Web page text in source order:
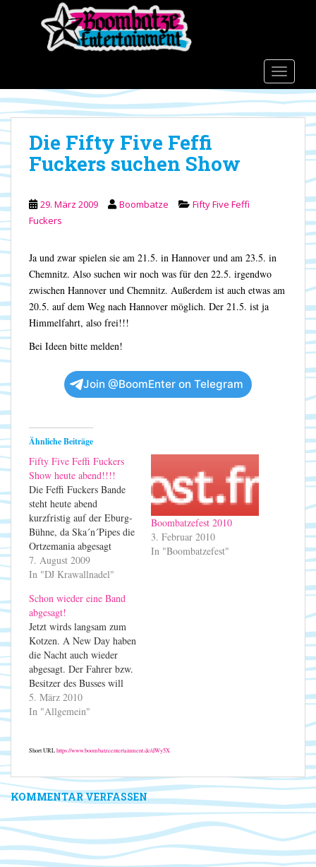
o
m
a
c
t
e
n
Die Fifty Five Feffi
Fuckers suchen Show
29. März 2009 Boombatze
Fifty Five Feffi
Fuckers
Ja und zwar spielen sie am 21.5. in Hannover und am 23.5. in
Chemnitz. Also suchen wir noch was für den 22.5. irgendwo
zwischen Hannover und Chemnitz. Außerdem ist auch etwas am
20.5. auf dem Weg nach Hannover möglich. Der 21.5. ist ja
Himmelfahrt, also frei!!!
Bei Ideen bitte melden!
Join @BoomEnter on Telegram
Ähnliche Beiträge
Fifty Five Feffi Fuckers
Show heute abend!!!!
Die Feffi Fuckers Bande
steht heute abend
kurzfristig auf der Eburg-
Bühne, da Ska´n´Pipes die
Ortzemania abgesagt
haben. Wir sehen uns
heute abend ... Getränke
7. August 2009
In "DJ Krawallnadel"
Boombatzefest 2010
3. Februar 2010
In "Boombatzefest"
Schon wieder eine Band
abgesagt!
Jetzt wirds langsam zum
Kotzen. A New Day haben
die Nacht auch wieder
abgesagt. Der Fahrer bzw.
Besitzer des Busses will
die wohl nicht mehr
fahren und ist einfach
Equipment sitzen gelassen.
werden wohl "nur" zwei
Bands, die…
5. März 2010
In "Allgemein"
Short URLhttps://www.boombatzeentertainment.de/dWy5X
KOMMENTAR VERFASSEN